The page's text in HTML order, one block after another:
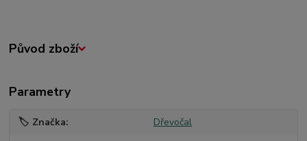
Původ zboží
Parametry
🏷️ Značka Dřevočal